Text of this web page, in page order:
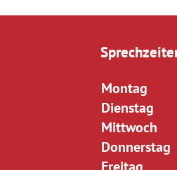
Montag
Dienstag
Mittwoch
Donnerstag
Freitag